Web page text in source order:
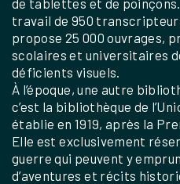
travail de 950
propose 25 000 ouvrages,
scolaires et universitaires
déficients visuels.
À l’époque, une autre
c’est la bibliothèque de
établie en 1919, après la
Elle est exclusivement
guerre qui peuvent y
d’aventures et récits